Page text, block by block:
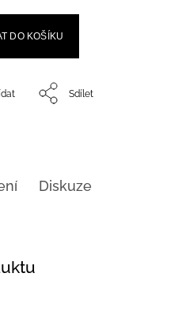
DO KOŠÍKU
Sdílet
Diskuze